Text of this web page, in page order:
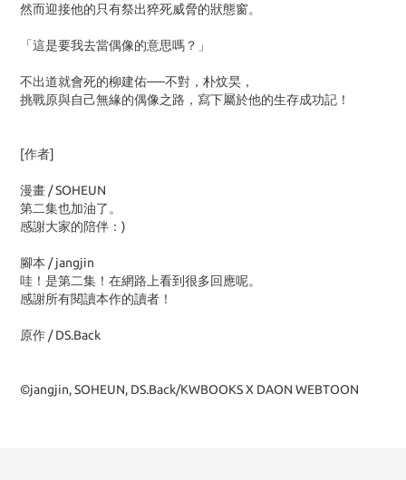
然而迎接他的只有祭出猝死威脅的狀態窗。
「這是要我去當偶像的意思嗎？」
不出道就會死的柳建佑──不對，朴炆旲，
挑戰原與自己無緣的偶像之路，寫下屬於他的生存成功記！
[作者]
漫畫 / SOHEUN
第二集也加油了。
感謝大家的陪伴：)
腳本 / jangjin
哇！是第二集！在網路上看到很多回應呢。
感謝所有閱讀本作的讀者！
原作 / DS.Back
©jangjin, SOHEUN, DS.Back/KWBOOKS X DAON WEBTOON